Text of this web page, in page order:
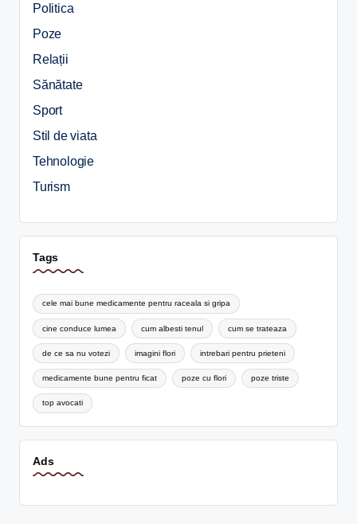
Politica
Poze
Relații
Sănătate
Sport
Stil de viata
Tehnologie
Turism
Tags
cele mai bune medicamente pentru raceala si gripa
cine conduce lumea cum albesti tenul cum se trateaza
de ce sa nu votezi imagini flori intrebari pentru prieteni
medicamente bune pentru ficat poze cu flori poze triste
top avocati
Ads